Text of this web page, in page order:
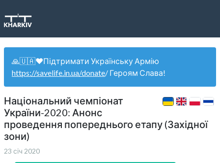
🙏🇺🇦❤️Підтримати Українську Армію
https://savelife.in.ua/donate/ Героям Слава!
Національний чемпіонат
України-2020: Анонс
проведення попереднього етапу (Західної
зони)
23 січ 2020